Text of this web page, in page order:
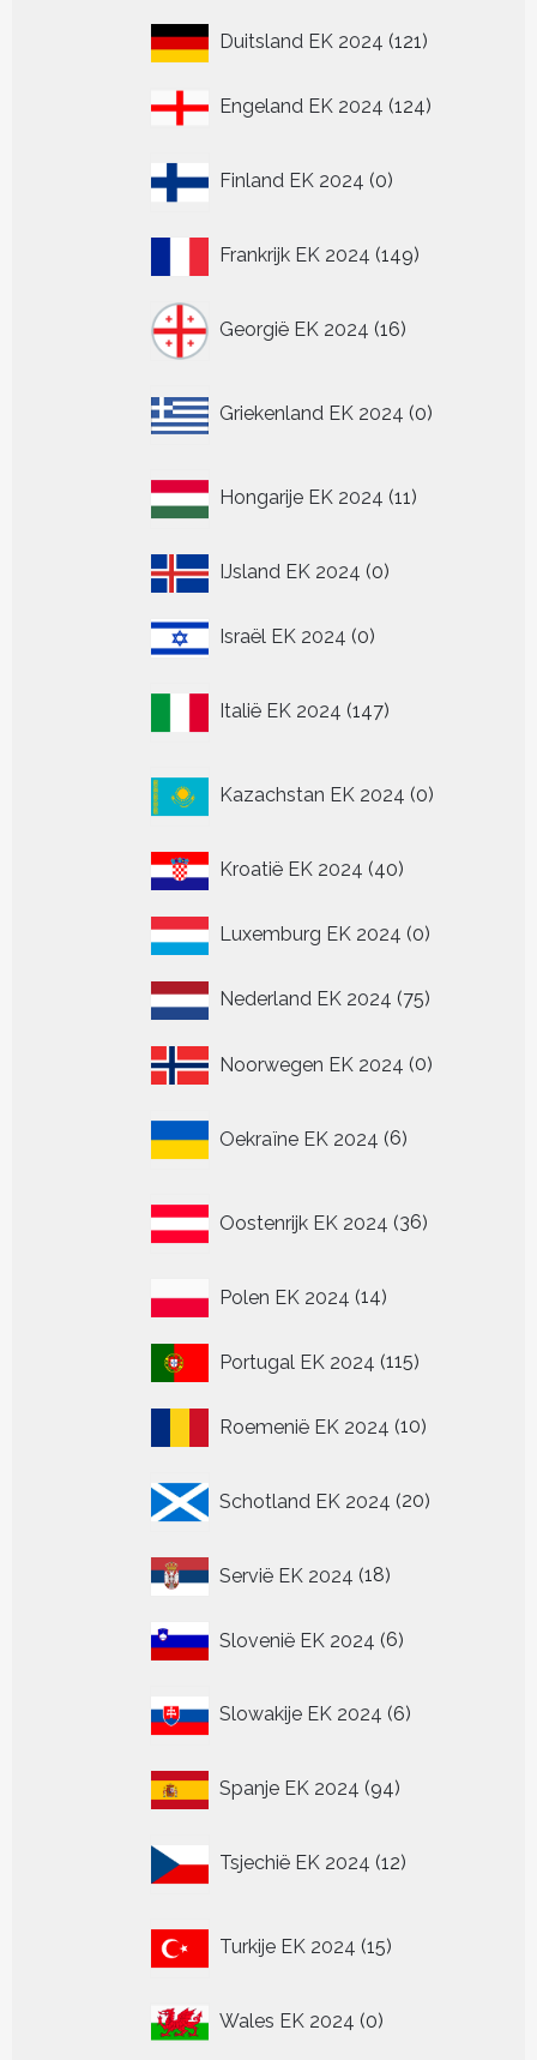
Duitsland EK 2024 121121
Engeland EK 2024 124124
Finland EK 2024 0
producten
Frankrijk EK 2024 149149
Georgië EK 2024 16
producten
Griekenland EK 2024 0
producten
Hongarije EK 2024 11
producten
IJsland EK 2024 00
Israël EK 2024 00
Italië EK 2024 147
producten
Kazachstan EK 2024 0
producten
Kroatië EK 2024 4040
Luxemburg EK 2024 00
Nederland EK 2024 7575
Noorwegen EK 2024 00
Oekraïne EK 2024 6
producten
Oostenrijk EK 2024 36
producten
Polen EK 2024 1414
Portugal EK 2024 115115
Roemenië EK 2024 1010
Schotland EK 2024 20
producten
Servië EK 2024 1818
Slovenië EK 2024 66
Slowakije EK 2024 6
producten
Spanje EK 2024 9494
Tsjechië EK 2024 12
producten
Turkije EK 2024 15
producten
Wales EK 2024 00